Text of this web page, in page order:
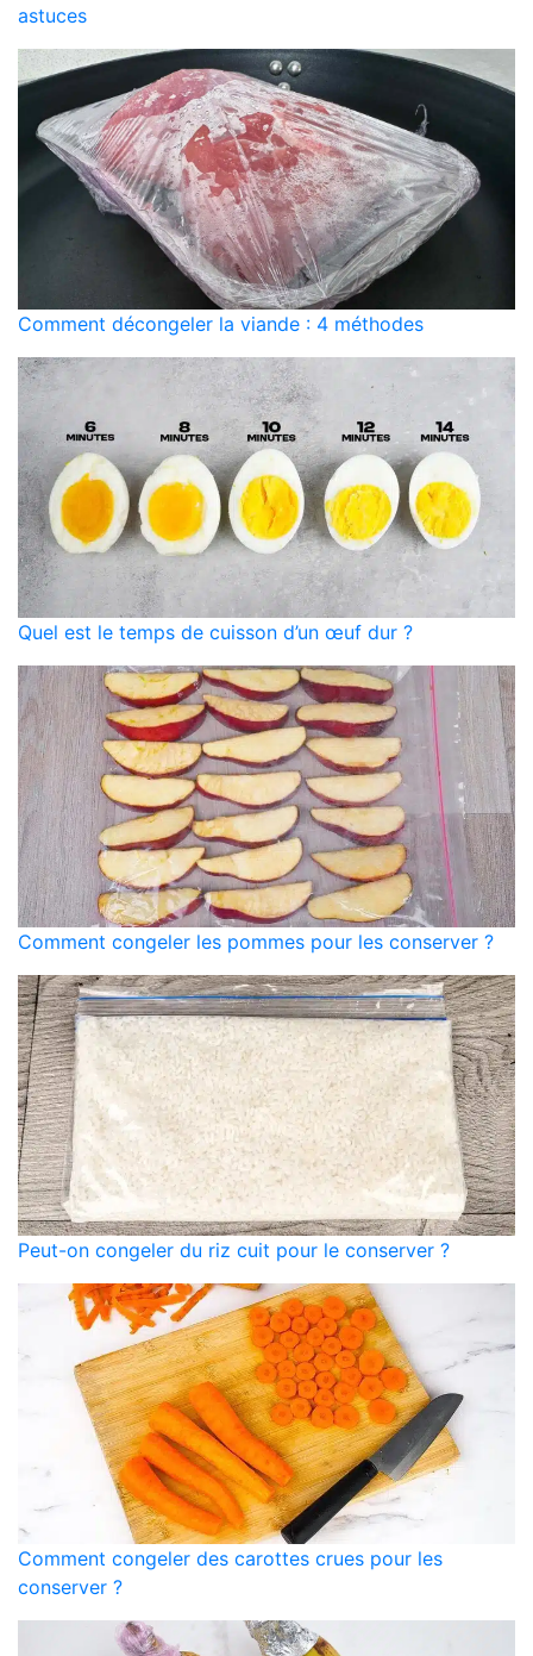
astuces
Comment décongeler la viande : 4 méthodes
Quel est le temps de cuisson d’un œuf dur ?
Comment congeler les pommes pour les conserver ?
Peut-on congeler du riz cuit pour le conserver ?
Comment congeler des carottes crues pour les
conserver ?